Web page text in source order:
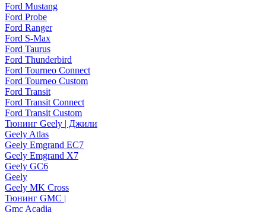
Ford Mustang
Ford Probe
Ford Ranger
Ford S-Max
Ford Taurus
Ford Thunderbird
Ford Tourneo Connect
Ford Tourneo Custom
Ford Transit
Ford Transit Connect
Ford Transit Custom
Тюнинг Geely | Джили
Geely Atlas
Geely Emgrand EC7
Geely Emgrand X7
Geely GC6
Geely
Geely MK Cross
Тюнинг GMC |
Gmc Acadia